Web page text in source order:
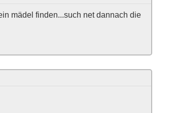
mädel finden...such net dannach die